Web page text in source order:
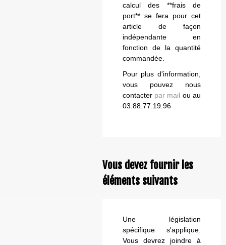
calcul des **frais de
port** se fera pour cet
article de façon
indépendante en
fonction de la quantité
commandée.
Pour plus d'information,
vous pouvez nous
contacter par mail ou au
03.88.77.19.96
Vous devez fournir les
éléments suivants
Une législation
spécifique s'applique.
Vous devrez joindre à